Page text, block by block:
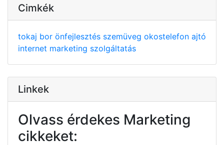
Cimkék
tokaj bor önfejlesztés szemüveg okostelefon ajtó
internet marketing szolgáltatás
Linkek
Olvass érdekes Marketing
cikkeket: